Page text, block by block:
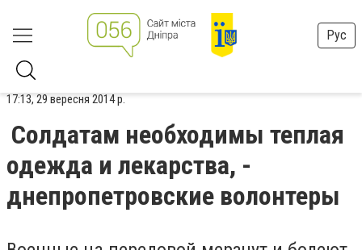
Рус
17:13, 29 вересня 2014 р.
Солдатам необходимы теплая
одежда и лекарства, -
днепропетровские волонтеры